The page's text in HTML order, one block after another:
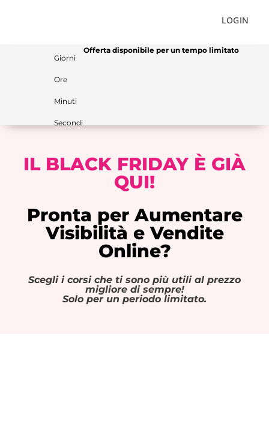
LOGIN
Offerta disponibile per un tempo limitato
Giorni
Ore
Minuti
Secondi
IL BLACK FRIDAY È GIÀ
QUI!
Pronta per Aumentare
Visibilità e Vendite
Online?
Scegli i corsi che ti sono più utili al prezzo
migliore di sempre!
Solo per un periodo limitato.